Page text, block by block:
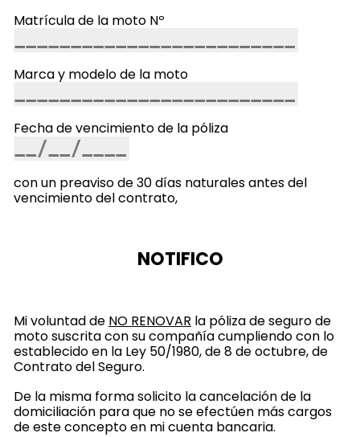
Matrícula de la moto Nº
Marca y modelo de la moto
Fecha de vencimiento de la póliza
con un preaviso de 30 días naturales antes del
vencimiento del contrato,
NOTIFICO
Mi voluntad de NO RENOVAR la póliza de seguro de
moto suscrita con su compañía cumpliendo con lo
establecido en la Ley 50/1980, de 8 de octubre, de
Contrato del Seguro.
De la misma forma solicito la cancelación de la
domiciliación para que no se efectúen más cargos
de este concepto en mi cuenta bancaria.